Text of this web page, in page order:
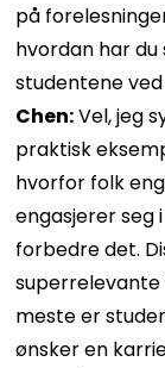
på
hvordan har
studentene
Chen:Vel, jeg
praktisk
hvorfor folk
engasjerer seg
forbedre det.
meste er
ønsker en